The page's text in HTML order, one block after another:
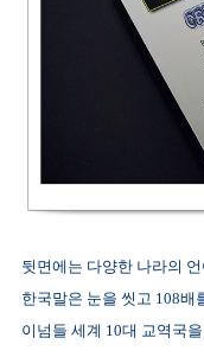
뒷면에는 다양한 나라의
한국말은 눈을 씻고 108배
이넘들 세계 10대 교역국